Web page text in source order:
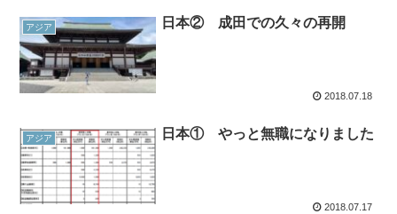
アジア 日本② 成田での久々の再開
2018.07.18
アジア 日本① やっと無職になりました
2018.07.17